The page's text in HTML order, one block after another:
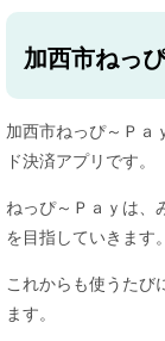
加西市ねっ
加西市ねっぴ～Ｐａ
ド決済アプリです。
ねっぴ～Ｐａｙは、
を目指していきます。
これからも使うたび
ます。